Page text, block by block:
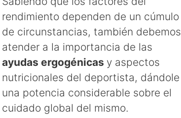
rendimiento dependen de un cúmulo
de circunstancias, también debemos
atender a la importancia de las
ayudas ergogénicas y aspectos
nutricionales del deportista, dándole
una potencia considerable sobre el
cuidado global del mismo.